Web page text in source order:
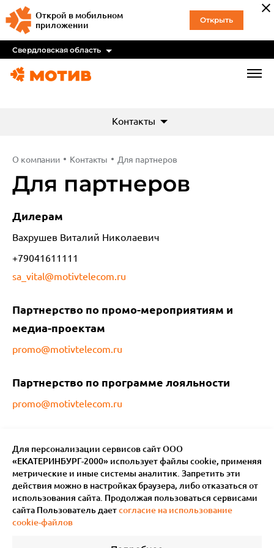
Открой в мобильном
приложении
Открыть
Свердловская область
О компании Контакты Для партнеров
Для партнеров
Дилерам
Вахрушев Виталий Николаевич
+79041611111
sa_vital@motivtelecom.ru
Партнерство по промо-мероприятиям и
медиа-проектам
promo@motivtelecom.ru
Партнерство по программе лояльности
promo@motivtelecom.ru
Контакты
Для персонализации сервисов сайт ООО
«ЕКАТЕРИНБУРГ-2000» использует файлы сookie, применяя
метрические и иные системы аналитик. Запретить эти
действия можно в настройках браузера, либо отказаться от
использования сайта. Продолжая пользоваться сервисами
сайта Пользователь даетсогласие на использование
cookie-файлов